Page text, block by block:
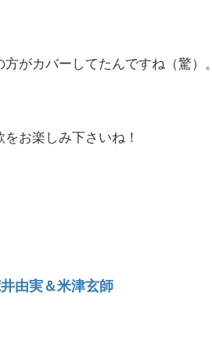
がカバーしてたんですね（驚）。
お楽しみ下さいね！
由実＆米津玄師